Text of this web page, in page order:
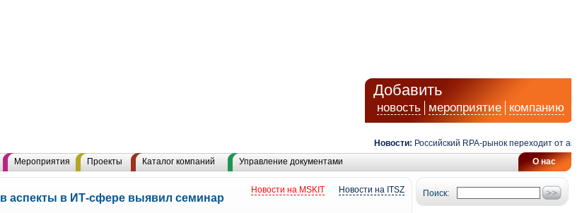
Добавить
новость мероприятие компанию
Новости: Российский RPA-рынок переходит от
О нас
Мероприятия Проекты Каталог компаний Управление документами
Поиск:
Новости на ITSZ
Новости на MSKIT
аспекты в ИТ-сфере выявил семинар